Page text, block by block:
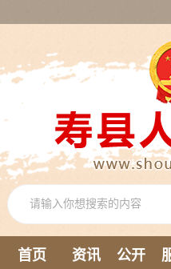
首页 资讯 公开